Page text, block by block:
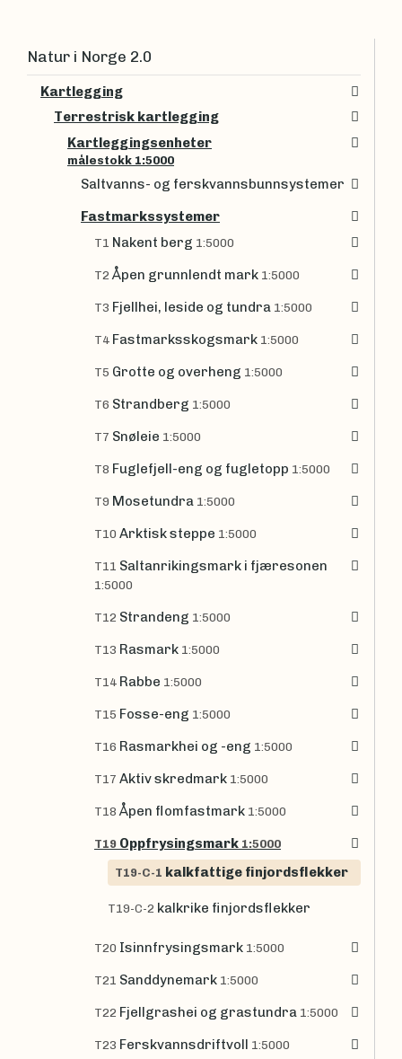
Natur i Norge 2.0
Kartlegging
Terrestrisk kartlegging
Kartleggingsenheter
målestokk 1:5000
Saltvanns- og ferskvannsbunnsystemer
Fastmarkssystemer
T1 Nakent berg 1:5000
T2 Åpen grunnlendt mark 1:5000
T3 Fjellhei, leside og tundra 1:5000
T4 Fastmarksskogsmark 1:5000
T5 Grotte og overheng 1:5000
T6 Strandberg 1:5000
T7 Snøleie 1:5000
T8 Fuglefjell-eng og fugletopp 1:5000
T9 Mosetundra 1:5000
T10 Arktisk steppe 1:5000
T11 Saltanrikingsmark i fjæresonen
1:5000
T12 Strandeng 1:5000
T13 Rasmark 1:5000
T14 Rabbe 1:5000
T15 Fosse-eng 1:5000
T16 Rasmarkhei og -eng 1:5000
T17 Aktiv skredmark 1:5000
T18 Åpen flomfastmark 1:5000
T19 Oppfrysingsmark 1:5000
T19-C-1 kalkfattige finjordsflekker
T19-C-2 kalkrike finjordsflekker
T20 Isinnfrysingsmark 1:5000
T21 Sanddynemark 1:5000
T22 Fjellgrashei og grastundra 1:5000
T23 Ferskvannsdriftvoll 1:5000